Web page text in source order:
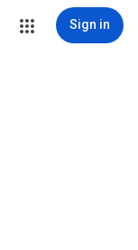
Sign in